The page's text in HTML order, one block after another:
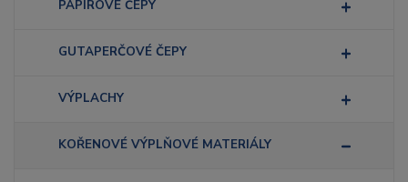
PAPÍROVÉ ČEPY
GUTAPERČOVÉ ČEPY
VÝPLACHY
KOŘENOVÉ VÝPLŇOVÉ MATERIÁLY